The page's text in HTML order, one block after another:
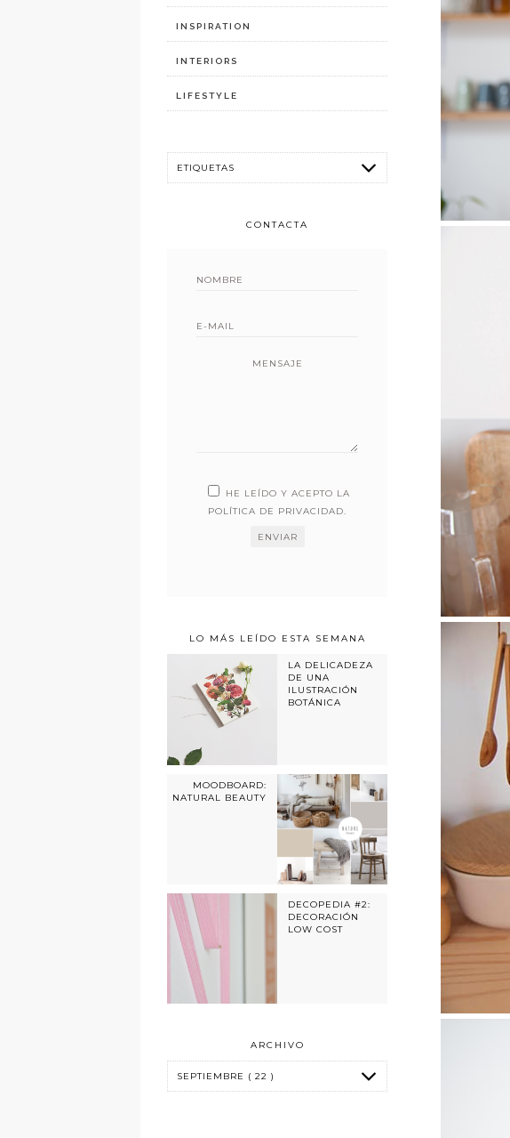
INSPIRATION
INTERIORS
LIFESTYLE
CONTACTA
MENSAJE
HE LEÍDO Y ACEPTO LA
POLÍTICA DE PRIVACIDAD.
LO MÁS LEÍDO ESTA SEMANA
LA DELICADEZA
DE UNA
ILUSTRACIÓN
BOTÁNICA
MOODBOARD:
NATURAL BEAUTY
DECOPEDIA #2:
DECORACIÓN
LOW COST
ARCHIVO